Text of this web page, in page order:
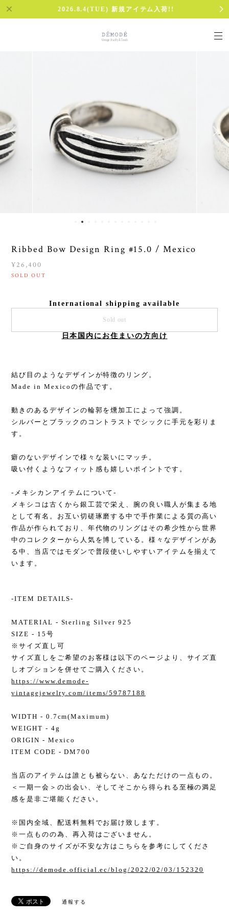
2026.8.4(TUE) 新規アイテム入荷!!
Ribbed Bow Design Ring #15.0 / Mexico
¥26,400
SOLD OUT
International shipping available
Sold out
日本国内にお住まいの方向け
結び目のようなデザインが特徴のリング。
Made in Mexicoの作品です。
動きのあるデザインの輪郭を燻加工によって強調。
シルバーとブラックのコントラストでシックに手元を彩りま
す。
癖のないデザインで様々な装いにマッチ。
吸い付くようなフィット感も嬉しいポイントです。
-メキシカンアイテムについて-
メキシコは古くから銀工芸で栄え、腕の良い職人が集まる地
として有名。お互い切磋琢磨する中で手作業による質の高い
作品が作られており、年代物のリングはその希少性から世界
中のコレクターから人気を博している。様々なデザインがあ
る中、当店ではモダンで普段使いしやすいアイテムを揃えて
います。
-ITEM DETAILS-
MATERIAL - Sterling Silver 925
SIZE - 15号
※サイズ直し可
サイズ直しをご希望のお客様は以下のページより、サイズ直
しオプションを併せてご購入ください。
https://www.demode-
vintagejewelry.com/items/59787188
WIDTH - 0.7cm(Maximum)
WEIGHT - 4g
ORIGIN - Mexico
ITEM CODE - DM700
当店のアイテムは誰とも被らない、あなただけの一点もの。
＜一期一会＞の出会い、そしてそこから得られる至極の満足
感を是非ご堪能ください。
※国内全域、配送料無料でお届け致します。
※一点ものの為、再入荷はございません。
※ご自身のサイズが不安な方はこちらを参考にしてくださ
い。
https://demode.official.ec/blog/2022/02/03/152320
通報する